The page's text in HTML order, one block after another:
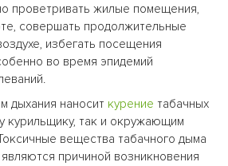
проветривать жилые помещения,
совершать продолжительные
избегать посещения
во время эпидемий
дыхания наносит курение табачных
курильщику, так и окружающим
вещества табачного дыма
причиной возникновения